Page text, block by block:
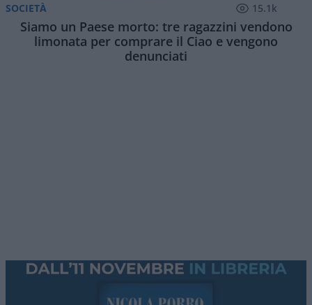
SOCIETÀ 15.1k
Siamo un Paese morto: tre ragazzini vendono
limonata per comprare il Ciao e vengono
denunciati